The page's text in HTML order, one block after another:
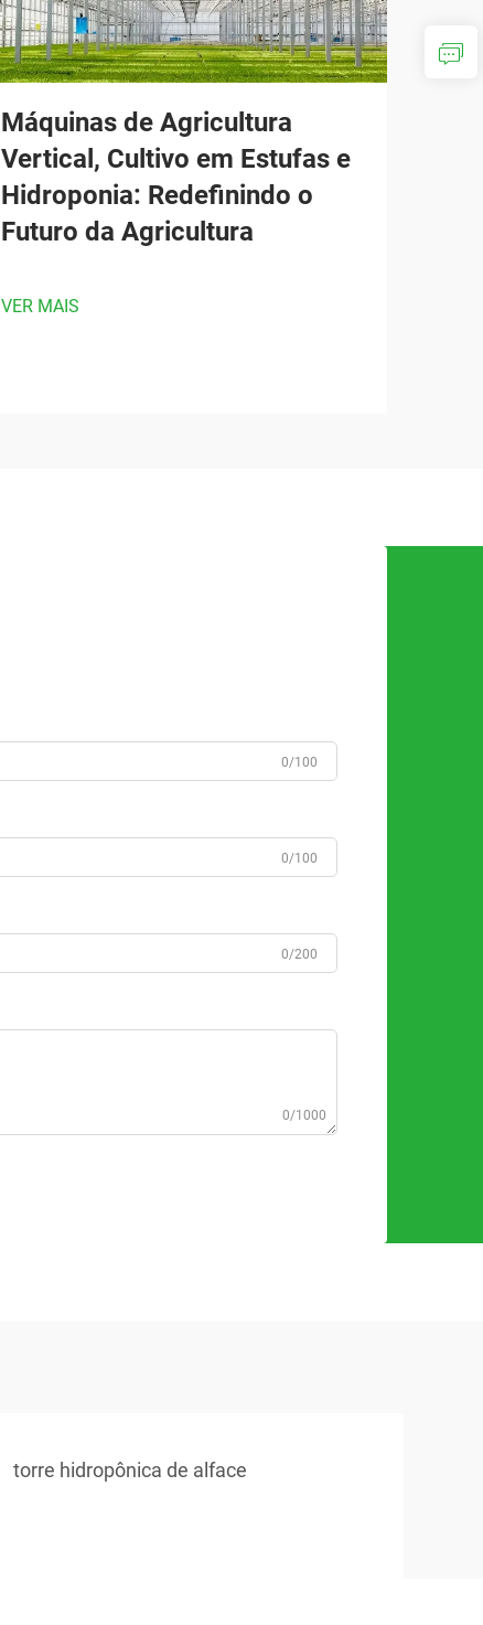
Máquinas de Agricultura
Vertical, Cultivo em Estufas e
Hidroponia: Redefinindo o
Futuro da Agricultura
VER MAIS
0/100
0/100
0/200
0/1000
torre hidropônica de alface